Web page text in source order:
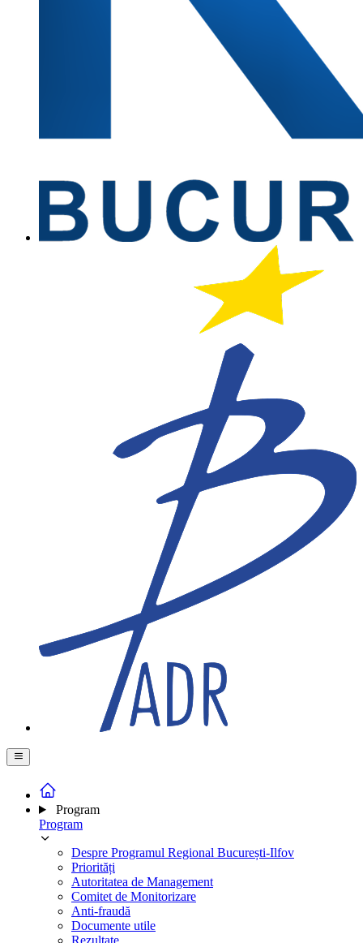
Program
Program
Despre Programul Regional București-Ilfov
Priorități
Autoritatea de Management
Comitet de Monitorizare
Anti-fraudă
Documente utile
Rezultate